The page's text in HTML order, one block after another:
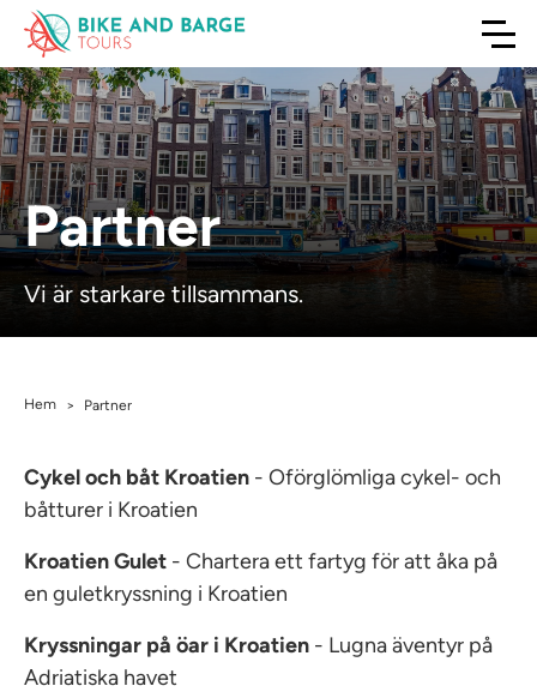
Partner
Vi är starkare tillsammans.
Hem > Partner
Cykel och båt Kroatien - Oförglömliga cykel- och
båtturer i Kroatien
Kroatien Gulet - Chartera ett fartyg för att åka på
en guletkryssning i Kroatien
Kryssningar på öar i Kroatien - Lugna äventyr på
Adriatiska havet